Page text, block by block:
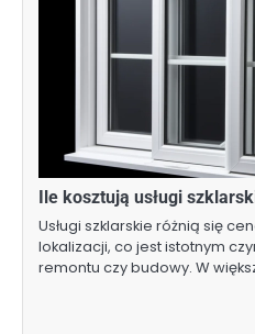
Ile kosztują usługi
Usługi szklarskie różnią się
lokalizacji, co jest istotnym
remontu czy budowy. W